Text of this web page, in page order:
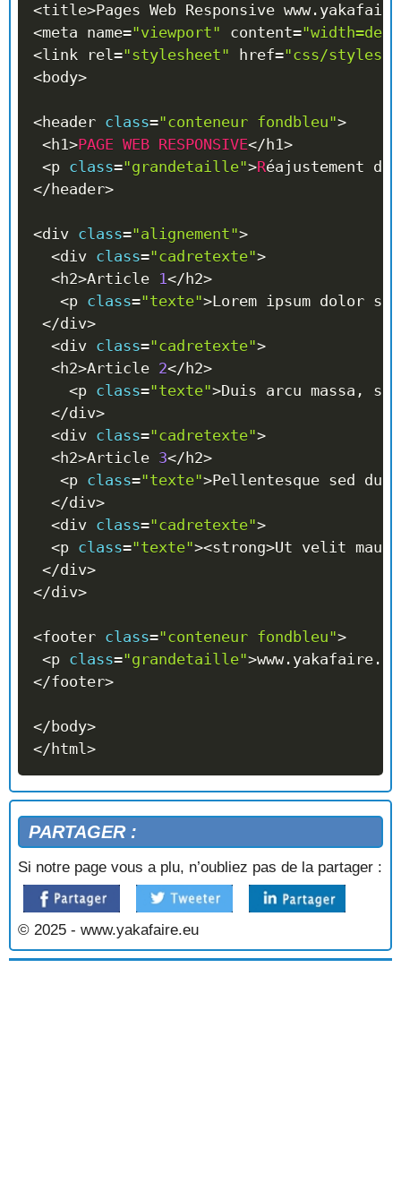
<title>Pages Web Responsive www. yakafaire
<meta name="viewport" content=
<link rel="stylesheet" href="css/styles-
<body>
<header class="conteneur fondbleu">
<h1>PAGE WEB RESPONSIVE</ h1>
<p class="grandetaille">Réajustement
</ header>
<div class="alignement">
<div class="cadretexte">
<h2>Article 1</ h2>
<p class="texte">Lorem ipsum dolor sit
</div>
<div class="cadretexte">
<h2>Article 2</ h2>
<p class="texte">Duis arcu massa ,
</div>
<div class="cadretexte">
<h2>Article 3</ h2>
<p class="texte">Pellentesque sed
</div>
<div class="cadretexte">
<p class="texte"><strong>Ut velit
</div>
</div>
<footer class="conteneur fondbleu">
<p class="grandetaille">www. yakafaire .
</footer>
</ body>
</ html>
PARTAGER :
Si notre page vous a plu, n’oubliez pas de la partager :
© 2025 - www.yakafaire.eu